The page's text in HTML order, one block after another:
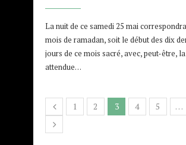
La nuit de ce samedi 25 mai
mois de ramadan, soit le début des dix
jours de ce mois sacré, avec, peut-être,
attendue…
1 2 3 4 5 …